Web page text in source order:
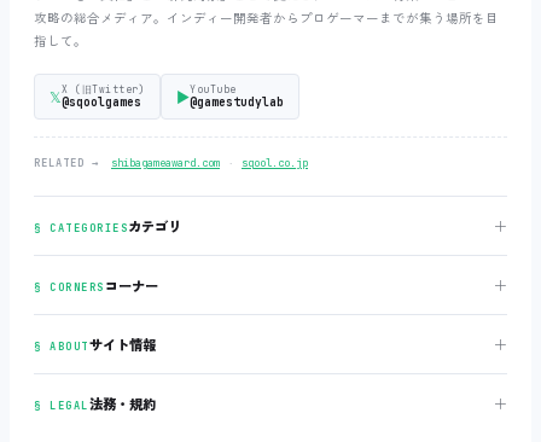
攻略の総合メディア。インディー開発者からプロゲーマーまでが集う場所を目
指して。
𝕏X (旧Twitter)
@sqoolgames ▶YouTube
@gamestudylab
RELATED → shibagameaward.com ‧ sqool.co.jp
§ CATEGORIESカテゴリ ＋
§ CORNERS コーナー ＋
§ ABOUTサイト情報 ＋
§ LEGAL法務・規約 ＋